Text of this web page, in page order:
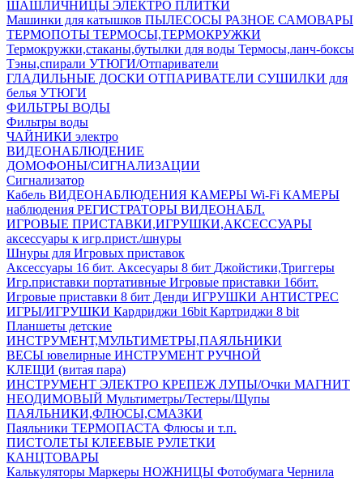
ШАШЛИЧНИЦЫ ЭЛЕКТРО ПЛИТКИ
Машинки для катышков ПЫЛЕСОСЫ РАЗНОЕ САМОВАРЫ
ТЕРМОПОТЫ ТЕРМОСЫ,ТЕРМОКРУЖКИ
Термокружки,стаканы,бутылки для воды Термосы,ланч-боксы
Тэны,спирали УТЮГИ/Отпариватели
ГЛАДИЛЬНЫЕ ДОСКИ ОТПАРИВАТЕЛИ СУШИЛКИ для
белья УТЮГИ
ФИЛЬТРЫ ВОДЫ
Фильтры воды
ЧАЙНИКИ электро
ВИДЕОНАБЛЮДЕНИЕ
ДОМОФОНЫ/СИГНАЛИЗАЦИИ
Сигнализатор
Кабель ВИДЕОНАБЛЮДЕНИЯ КАМЕРЫ Wi-Fi КАМЕРЫ
наблюдения РЕГИСТРАТОРЫ ВИДЕОНАБЛ.
ИГРОВЫЕ ПРИСТАВКИ,ИГРУШКИ,АКСЕССУАРЫ
аксесcуары к игр.прист./шнуры
Шнуры для Игровых приставок
Аксессуары 16 бит. Аксесуары 8 бит Джойстики,Триггеры
Игр.приставки портативные Игровые приставки 16бит.
Игровые приставки 8 бит Денди ИГРУШКИ АНТИСТРЕС
ИГРЫ/ИГРУШКИ Кардриджи 16bit Картриджи 8 bit
Планшеты детские
ИНСТРУМЕНТ,МУЛЬТИМЕТРЫ,ПАЯЛЬНИКИ
ВЕСЫ ювелирные ИНСТРУМЕНТ РУЧНОЙ
КЛЕЩИ (витая пара)
ИНСТРУМЕНТ ЭЛЕКТРО КРЕПЕЖ ЛУПЫ/Очки МАГНИТ
НЕОДИМОВЫЙ Мультиметры/Тестеры/Щупы
ПАЯЛЬНИКИ,ФЛЮСЫ,СМАЗКИ
Паяльники ТЕРМОПАСТА Флюсы и т.п.
ПИСТОЛЕТЫ КЛЕЕВЫЕ РУЛЕТКИ
КАНЦТОВАРЫ
Калькуляторы Маркеры НОЖНИЦЫ Фотобумага Чернила